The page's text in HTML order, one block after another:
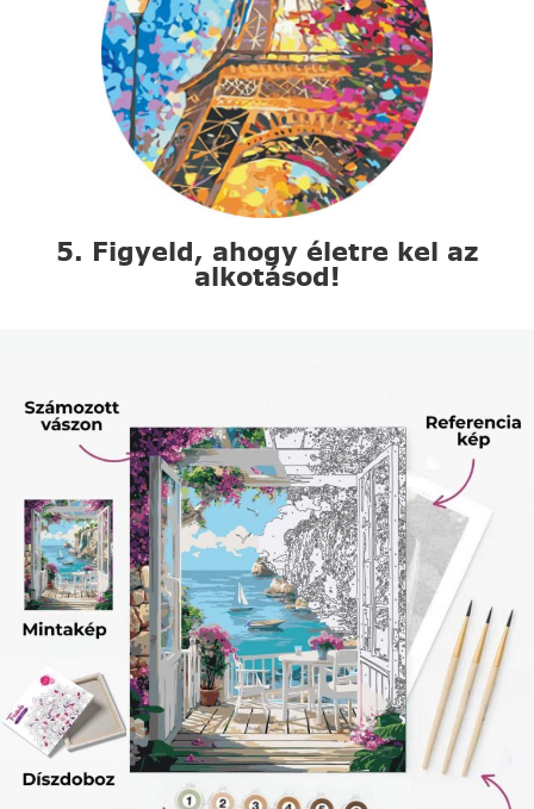
5. Figyeld, ahogy életre kel az
alkotásod!